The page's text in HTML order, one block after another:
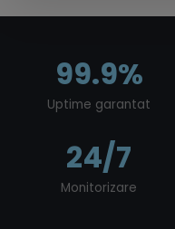
99.9%
Uptime garantat
24/7
Monitorizare